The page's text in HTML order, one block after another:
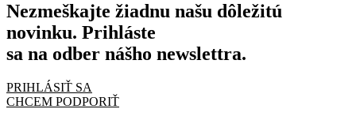
Nezmeškajte žiadnu našu dôležitú
novinku. Prihláste
sa na odber nášho newslettra.
PRIHLÁSIŤ SA
CHCEM PODPORIŤ